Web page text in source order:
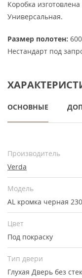
Коробка
Универсальная.
Размер полотен:
Нестандарт под
ОСНОВНЫЕ
Производитель
Verda
Модель
AL кромка черная
Цвет
Под покраску
Тип двери
Глухая Дверь без